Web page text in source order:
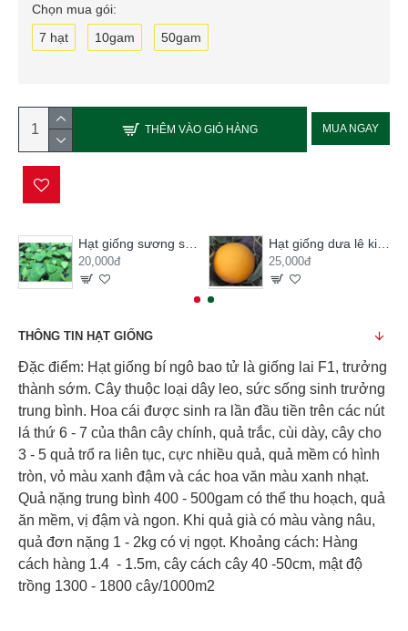
Chọn mua gói:
7 hạt
10gam 50gam
THÊM VÀO GIỎ HÀNG MUA NGAY
Hạt giống sương sâm lông
20,000đ
Hạt giống dưa lê kim hoàng hậu
25,000đ
THÔNG TIN HẠT GIỐNG
Đặc điểm: Hạt giống bí ngô bao tử là giống lai F1, trưởng
thành sớm. Cây thuộc loại dây leo, sức sống sinh trưởng
trung bình. Hoa cái được sinh ra lần đầu tiền trên các nút
lá thứ 6 - 7 của thân cây chính, quả trắc, cùi dày, cây cho
3 - 5 quả trổ ra liên tục, cực nhiều quả, quả mềm có hình
tròn, vỏ màu xanh đậm và các hoa văn màu xanh nhạt.
Quả nặng trung bình 400 - 500gam có thể thu hoạch, quả
ăn mềm, vị đậm và ngon. Khi quả già có màu vàng nâu,
quả đơn nặng 1 - 2kg có vị ngọt. Khoảng cách: Hàng
cách hàng 1.4 - 1.5m, cây cách cây 40 -50cm, mật độ
trồng 1300 - 1800 cây/1000m2